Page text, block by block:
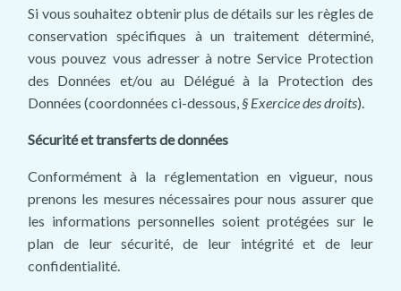
Si vous souhaitez obtenir plus de détails sur les règles de
conservation spécifiques à un traitement déterminé,
vous pouvez vous adresser à notre Service Protection
des Données et/ou au Délégué à la Protection des
Données (coordonnées ci-dessous, § Exercice des droits).
Sécurité et transferts de données
Conformément à la réglementation en vigueur, nous
prenons les mesures nécessaires pour nous assurer que
les informations personnelles soient protégées sur le
plan de leur sécurité, de leur intégrité et de leur
confidentialité.